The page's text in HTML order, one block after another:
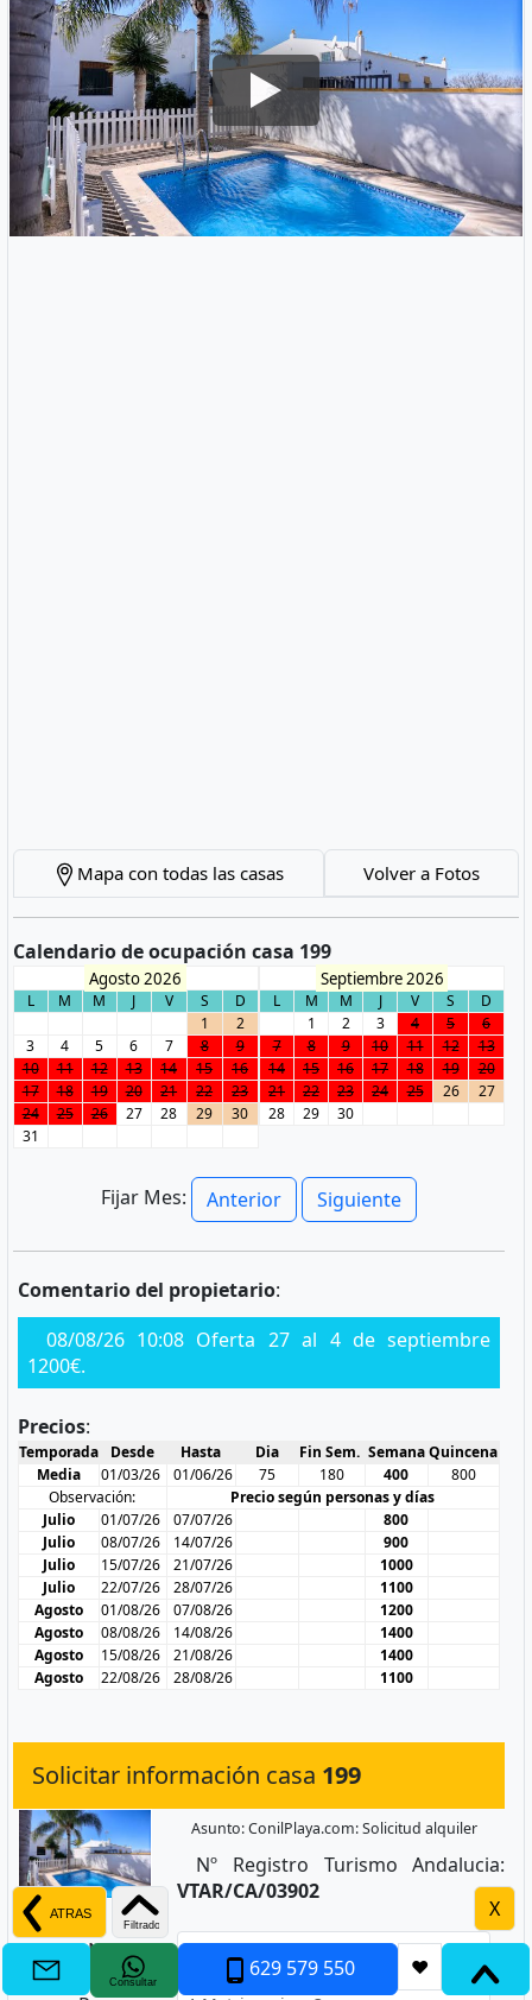
Mapa con todas las casas Volver a Fotos
Calendario de ocupación casa 199
Agosto 2026
L M M J V S
D
1
2
3
4 5 6 7 8
9
10
11 12 13 14 15
16
17
18 19 20 21 22
23
24
25 26 27 28 29
30
31
Septiembre 2026
L M M J V S
D
1
2 3 4 5
6
7
8 9 10 11 12
13
14
15 16 17 18 19
20
21
22 23 24 25 26
27
28
29 30
Fijar Mes: Anterior Siguiente
Comentario del propietario:
08/08/26 10:08 Oferta 27 al 4 de septiembre
1200€.
Precios:
Temporada Desde Hasta Dia Fin Sem. Semana Quincena
Media
01/03/26 01/06/26 75 180 400
800
Observación:
Precio según personas y días
Julio
01/07/26 07/07/26
800
Julio
08/07/26 14/07/26
900
Julio
15/07/26 21/07/26
1000
Julio
22/07/26 28/07/26
1100
Agosto
01/08/26 07/08/26
1200
Agosto
08/08/26 14/08/26
1400
Agosto
15/08/26 21/08/26
1400
Agosto
22/08/26 28/08/26 1100
Solicitar información casa 199
Asunto: ConilPlaya.com: Solicitud alquiler
Nº Registro Turismo Andalucia:
VTAR/CA/03902
Nombre
X
Consultar
629 579 550 ❤